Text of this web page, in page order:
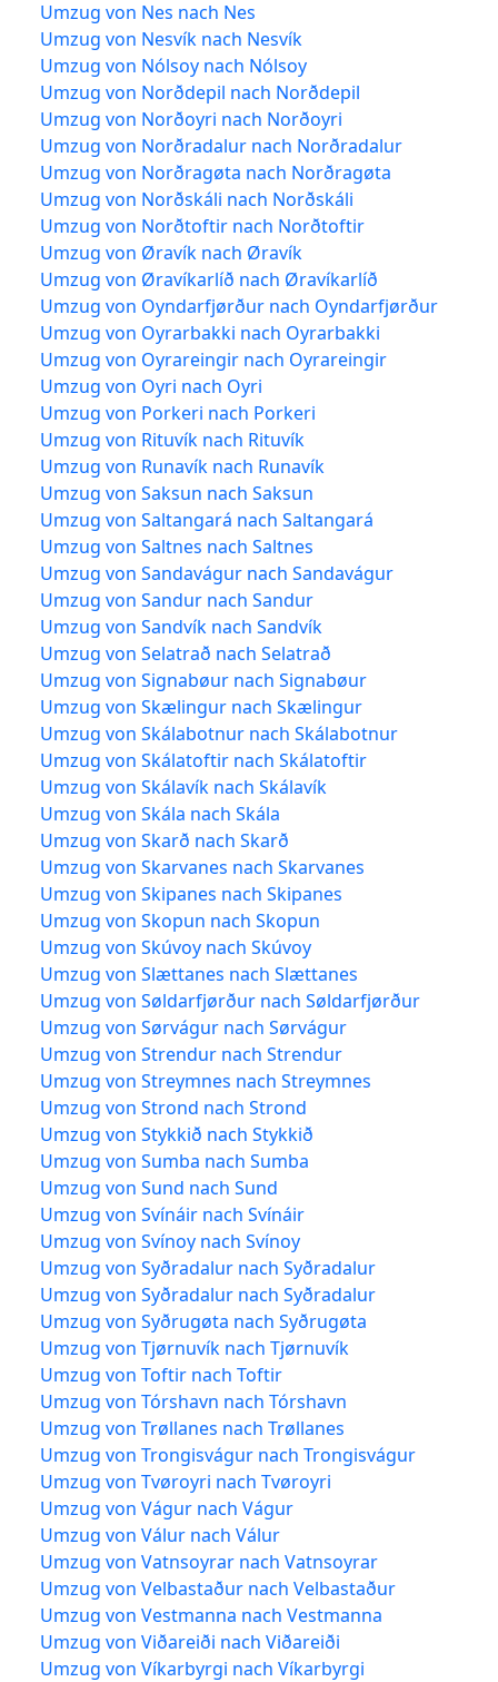
Umzug von Nes nach Nes
Umzug von Nesvík nach Nesvík
Umzug von Nólsoy nach Nólsoy
Umzug von Norðdepil nach Norðdepil
Umzug von Norðoyri nach Norðoyri
Umzug von Norðradalur nach Norðradalur
Umzug von Norðragøta nach Norðragøta
Umzug von Norðskáli nach Norðskáli
Umzug von Norðtoftir nach Norðtoftir
Umzug von Øravík nach Øravík
Umzug von Øravíkarlíð nach Øravíkarlíð
Umzug von Oyndarfjørður nach Oyndarfjørður
Umzug von Oyrarbakki nach Oyrarbakki
Umzug von Oyrareingir nach Oyrareingir
Umzug von Oyri nach Oyri
Umzug von Porkeri nach Porkeri
Umzug von Rituvík nach Rituvík
Umzug von Runavík nach Runavík
Umzug von Saksun nach Saksun
Umzug von Saltangará nach Saltangará
Umzug von Saltnes nach Saltnes
Umzug von Sandavágur nach Sandavágur
Umzug von Sandur nach Sandur
Umzug von Sandvík nach Sandvík
Umzug von Selatrað nach Selatrað
Umzug von Signabøur nach Signabøur
Umzug von Skælingur nach Skælingur
Umzug von Skálabotnur nach Skálabotnur
Umzug von Skálatoftir nach Skálatoftir
Umzug von Skálavík nach Skálavík
Umzug von Skála nach Skála
Umzug von Skarð nach Skarð
Umzug von Skarvanes nach Skarvanes
Umzug von Skipanes nach Skipanes
Umzug von Skopun nach Skopun
Umzug von Skúvoy nach Skúvoy
Umzug von Slættanes nach Slættanes
Umzug von Søldarfjørður nach Søldarfjørður
Umzug von Sørvágur nach Sørvágur
Umzug von Strendur nach Strendur
Umzug von Streymnes nach Streymnes
Umzug von Strond nach Strond
Umzug von Stykkið nach Stykkið
Umzug von Sumba nach Sumba
Umzug von Sund nach Sund
Umzug von Svínáir nach Svínáir
Umzug von Svínoy nach Svínoy
Umzug von Syðradalur nach Syðradalur
Umzug von Syðradalur nach Syðradalur
Umzug von Syðrugøta nach Syðrugøta
Umzug von Tjørnuvík nach Tjørnuvík
Umzug von Toftir nach Toftir
Umzug von Tórshavn nach Tórshavn
Umzug von Trøllanes nach Trøllanes
Umzug von Trongisvágur nach Trongisvágur
Umzug von Tvøroyri nach Tvøroyri
Umzug von Vágur nach Vágur
Umzug von Válur nach Válur
Umzug von Vatnsoyrar nach Vatnsoyrar
Umzug von Velbastaður nach Velbastaður
Umzug von Vestmanna nach Vestmanna
Umzug von Viðareiði nach Viðareiði
Umzug von Víkarbyrgi nach Víkarbyrgi